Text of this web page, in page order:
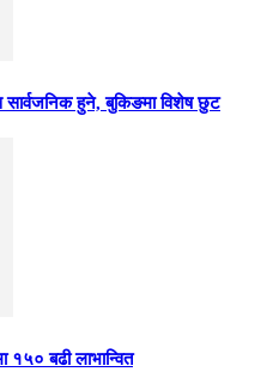
सार्वजनिक हुने, बुकिङमा विशेष छुट
१५० बढी लाभान्वित